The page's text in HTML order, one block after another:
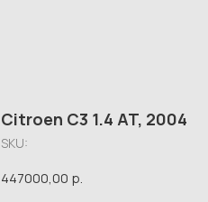
Citroen C3 1.4 AT, 2004
SKU:
447000,00 р.